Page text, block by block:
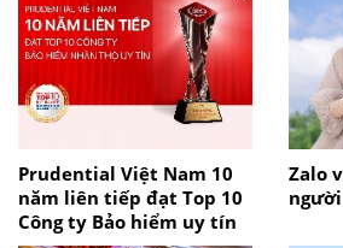
Prudential Việt Nam 10
năm liên tiếp đạt Top 10
Công ty Bảo hiểm uy tín
Zalo